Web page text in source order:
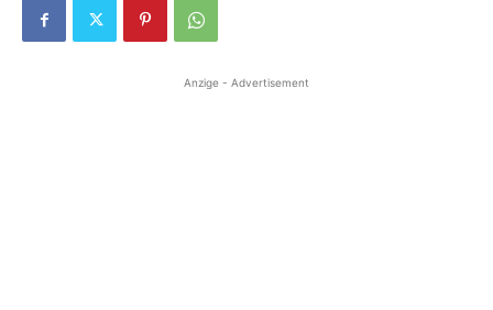
Anzige - Advertisement